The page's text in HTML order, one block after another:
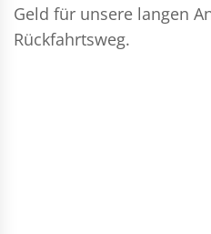
Geld für unsere langen
Rückfahrtsweg.